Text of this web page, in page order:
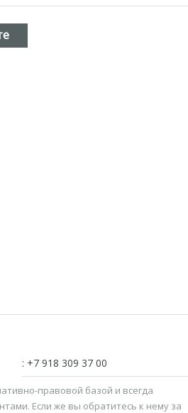
: +7 918 309 37 00
правовой базой и всегда
Если же вы обратитесь к нему за